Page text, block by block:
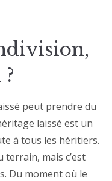
peut prendre du
laissé est un
à tous les héritiers.
terrain, mais c’est
Du moment où le